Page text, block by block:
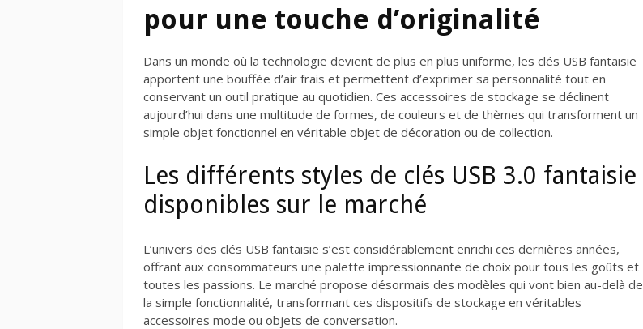
pour une touche d’originalité
Dans un monde où la technologie devient de plus en plus uniforme, les clés USB fantaisie
apportent une bouffée d’air frais et permettent d’exprimer sa personnalité tout en
conservant un outil pratique au quotidien. Ces accessoires de stockage se déclinent
aujourd’hui dans une multitude de formes, de couleurs et de thèmes qui transforment un
simple objet fonctionnel en véritable objet de décoration ou de collection.
Les différents styles de clés USB 3.0 fantaisie
disponibles sur le marché
L’univers des clés USB fantaisie s’est considérablement enrichi ces dernières années,
offrant aux consommateurs une palette impressionnante de choix pour tous les goûts et
toutes les passions. Le marché propose désormais des modèles qui vont bien au-delà de
la simple fonctionnalité, transformant ces dispositifs de stockage en véritables
accessoires mode ou objets de conversation.